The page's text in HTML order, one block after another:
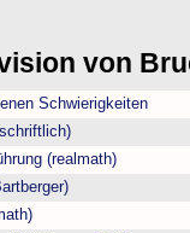
von
Schwierigkeiten
(realmath)